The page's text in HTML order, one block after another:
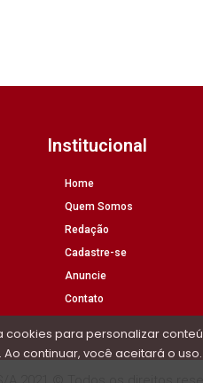
Institucional
Home
Quem Somos
Redação
Cadastre-se
Anuncie
Contato
cookies para personalizar
continuar, você aceitará o